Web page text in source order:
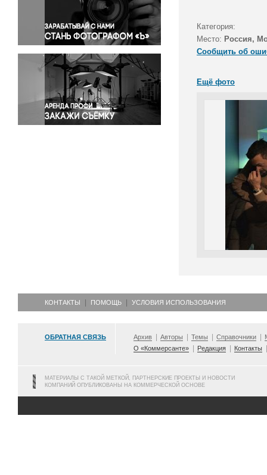
Правосудие
Происшествия и конфликты
Религия
Светская жизнь
Спорт
Экология
Экономика и бизнес
Категория:
Место: Россия,
Сообщить об
Ещё фото
КОНТАКТЫ ПОМОЩЬ УСЛОВИЯ ИСПОЛЬЗОВАНИЯ
ОБРАТНАЯ СВЯЗЬ Архив Авторы Темы Справочники
О «Коммерсанте»
Редакция Контакты
МАТЕРИАЛЫ С ТАКОЙ МЕТКОЙ, ПАРТНЕРСКИЕ ПРОЕКТЫ И НОВОСТИ
КОМПАНИЙ ОПУБЛИКОВАНЫ НА КОММЕРЧЕСКОЙ ОСНОВЕ